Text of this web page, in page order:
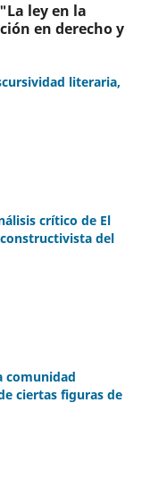
ley en la
en derecho y
literaria,
crítico de El
del
comunidad
ciertas figuras de